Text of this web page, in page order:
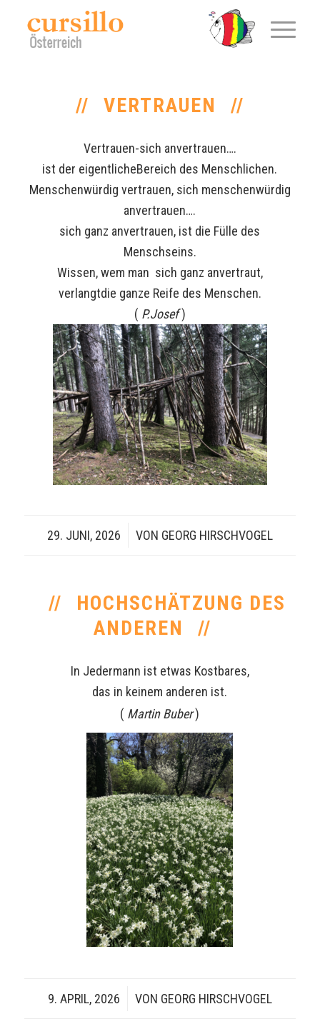
VERTRAUEN
Vertrauen-sich anvertrauen….
ist der eigentlicheBereich des Menschlichen.
Menschenwürdig vertrauen, sich menschenwürdig
anvertrauen….
sich ganz anvertrauen, ist die Fülle des
Menschseins.
Wissen, wem man sich ganz anvertraut,
verlangtdie ganze Reife des Menschen.
( P.Josef)
29. JUNI, 2026
/ VON GEORG HIRSCHVOGEL
HOCHSCHÄTZUNG DES
ANDEREN
In Jedermann ist etwas Kostbares,
das in keinem anderen ist.
( Martin Buber)
9. APRIL, 2026
/ VON GEORG HIRSCHVOGEL